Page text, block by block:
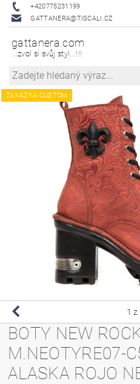
+420775231199
GATTANERA@TISCALI.CZ
gattanera.com
...zvol si svůj styl...!!!
ZAKÁZKA-CUSTOM
1 z
BOTY NEW
M.NEOTYRE07-
ALASKA ROJO